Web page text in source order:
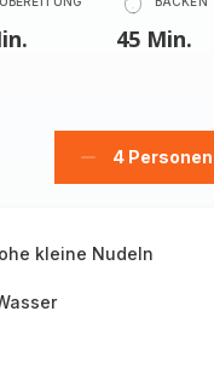
45 Min.
Personen
4 Personen
kleine Nudeln